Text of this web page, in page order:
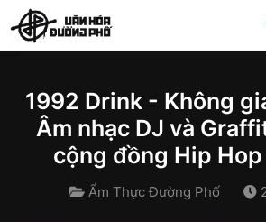
1992 Drink - Không
Âm nhạc DJ và
cộng đồng Hip Hop
Ẩm Thực Đường Phố